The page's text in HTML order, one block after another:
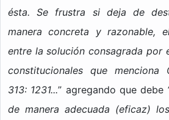
ésta. Se frustra si deja de
manera concreta y razonable,
entre la solución consagrada por
constitucionales que menciona
313: 1231...” agregando que debe
de manera adecuada (eficaz)